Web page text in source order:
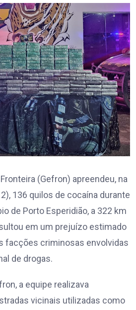
(Gefron) apreendeu, na
136 quilos de cocaína durante
de Porto Esperidião, a 322 km
em um prejuízo estimado
facções criminosas envolvidas
de drogas.
a equipe realizava
vicinais utilizadas como